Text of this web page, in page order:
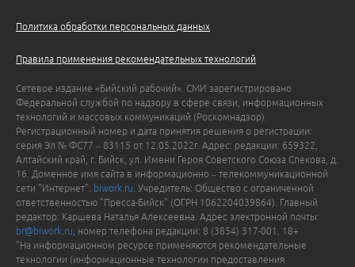
Политика обработки персональных данных
Правила применения рекомендательных технологий
Сетевое издание «Бийский рабочий». СМИ зарегистрировано
Федеральной службой по надзору в сфере связи, информационных
технологий и массовых коммуникаций (Роскомнадзор).
Регистрационный номер и дата принятия решения о регистрации:
серия Эл № ФС77 – 83115 от 12.05.2022г. Адрес: редакции: 659322,
Алтайский край, г. Бийск, ул. Имени Героя Советского Союза Спекова, д.
16. Доменное имя сайта в информационно – телекоммуникационной
сети "Интернет": biwork.ru . Учредитель: Общество с ограниченной
ответственностью "Пресса-Бийск" (ОГРН 1062204039864). Главный
редактор: Каршева Наталья Алексеевна. Адрес электронной почты:
br@biwork.ru , номер телефона редакции: 8 (3854) 317-001. 18+
"На информационном ресурсе применяются рекомендательные
технологии (информационные технологии предоставления